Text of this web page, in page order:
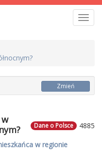
Zmień
4885
Dane o Polsce
w regionie